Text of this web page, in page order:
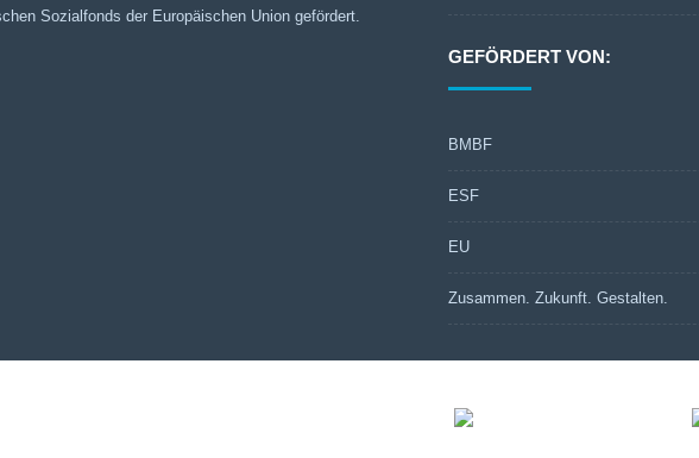
Sozialfonds der Europäischen Union gefördert.
GEFÖRDERT VON:
BMBF
ESF
EU
Zusammen. Zukunft. Gestalten.